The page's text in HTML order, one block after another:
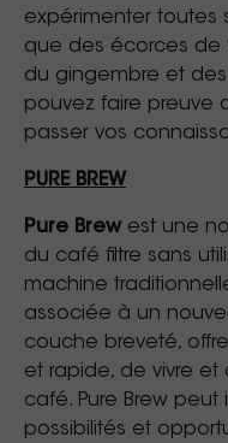
expérimenter toutes
que des écorces
du gingembre et
pouvez faire preuve
passer vos
PURE BREW
Pure Brewest une
du café filtre sans
machine
associée à un
couche breveté,
et rapide, de vivre
café. Pure Brew peut
possibilités et